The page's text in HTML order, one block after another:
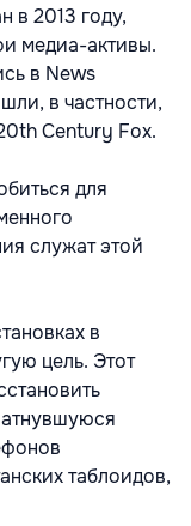
в 2013 году,
медиа-активы.
в News
в частности,
Century Fox.
для
служат этой
в
цель. Этот
таблоидов,